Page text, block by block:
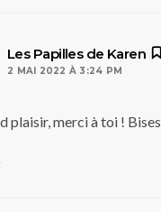
Les Papilles de Karen
2 MAI 2022 À 3:24 PM
plaisir, merci à toi ! Bises